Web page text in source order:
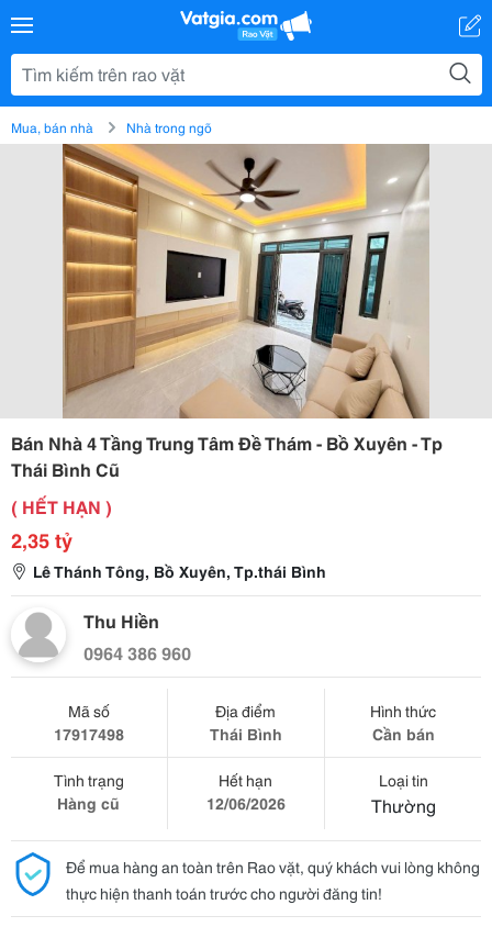
Mua, bán nhà Nhà trong ngõ
Bán Nhà 4 Tầng Trung Tâm Đề Thám - Bồ Xuyên - Tp
Thái Bình Cũ
( HẾT HẠN )
2,35 tỷ
Lê Thánh Tông, Bồ Xuyên, Tp.thái Bình
Thu Hiền
0964 386 960
Mã số
17917498
Địa điểm
Thái Bình
Hình thức
Cần bán
Tình trạng
Hàng cũ
Hết hạn
12/06/2026
Loại tin
Thường
Để mua hàng an toàn trên Rao vặt, quý khách vui lòng không
thực hiện thanh toán trước cho người đăng tin!